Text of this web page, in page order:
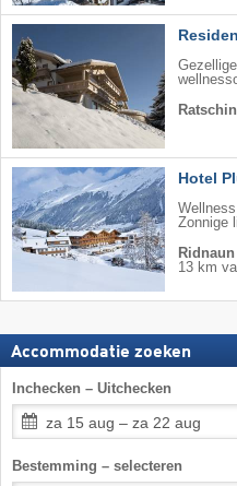
Hotel
Zonnige
13 km
Accommodatie zoeken
Inchecken – Uitchecken
za 15 aug – za 22 aug
Bestemming – selecteren